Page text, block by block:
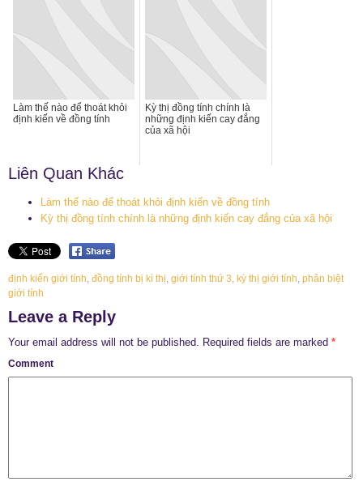
Làm thế nào để thoát khỏi
định kiến về đồng tính
Kỳ thị đồng tính chính là
những định kiến cay đắng
của xã hội
Liên Quan Khác
Làm thế nào để thoát khỏi định kiến về đồng tính
Kỳ thị đồng tính chính là những định kiến cay đắng của xã hội
định kiến giới tính, đồng tính bị kì thị, giới tính thứ 3, kỳ thị giới tính, phân biệt
giới tính
Leave a Reply
Your email address will not be published. Required fields are marked *
Comment